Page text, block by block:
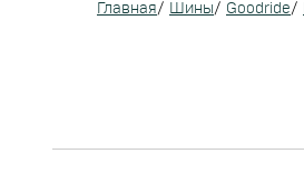
Главная/ Шины/ Goodride/